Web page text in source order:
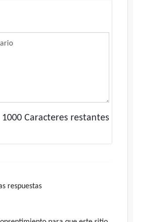
1000 Caracteres restantes
respuestas